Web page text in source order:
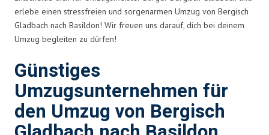
erlebe einen stressfreien und sorgenarmen Umzug von Bergisch
Gladbach nach Basildon! Wir freuen uns darauf, dich bei deinem
Umzug begleiten zu dürfen!
Günstiges
Umzugsunternehmen für
den Umzug von Bergisch